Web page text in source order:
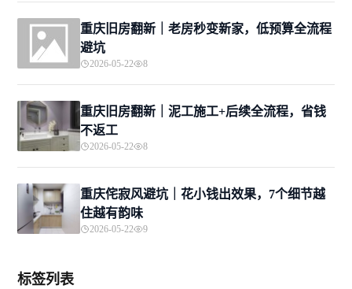
重庆旧房翻新｜老房秒变新家，低预算全流程
避坑
2026-05-22 8
重庆旧房翻新｜泥工施工+后续全流程，省钱
不返工
2026-05-22 8
重庆侘寂风避坑｜花小钱出效果，7个细节越
住越有韵味
2026-05-22 9
标签列表